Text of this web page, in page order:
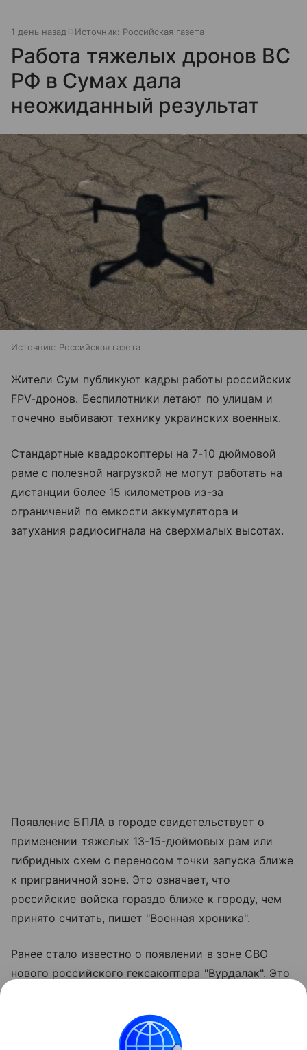
1 день назад Источник: Российская газета
Работа тяжелых дронов ВС
РФ в Сумах дала
неожиданный результат
Источник: Российская газета
Жители Сум публикуют кадры работы российских
FPV-дронов. Беспилотники летают по улицам и
точечно выбивают технику украинских военных.
Стандартные квадрокоптеры на 7-10 дюймовой
раме с полезной нагрузкой не могут работать на
дистанции более 15 километров из-за
ограничений по емкости аккумулятора и
затухания радиосигнала на сверхмалых высотах.
Появление БПЛА в городе свидетельствует о
применении тяжелых 13-15-дюймовых рам или
гибридных схем с переносом точки запуска ближе
к приграничной зоне. Это означает, что
российские войска гораздо ближе к городу, чем
принято считать, пишет "Военная хроника".
Ранее стало известно о появлении в зоне СВО
нового российского гексакоптера "Вурдалак". Это
дрона, при ее создании упор делался на качества:
более других нужные на передовой: простоту,